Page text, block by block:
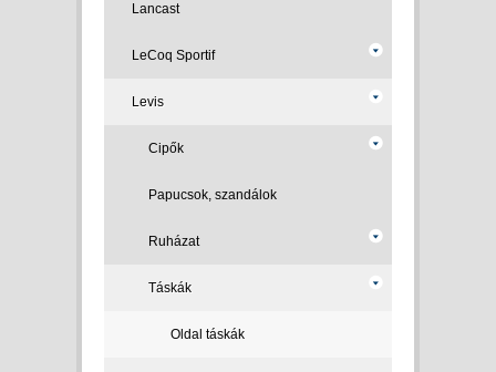
Lancast
LeCoq Sportif
Levis
Cipők
Papucsok, szandálok
Ruházat
Táskák
Oldal táskák